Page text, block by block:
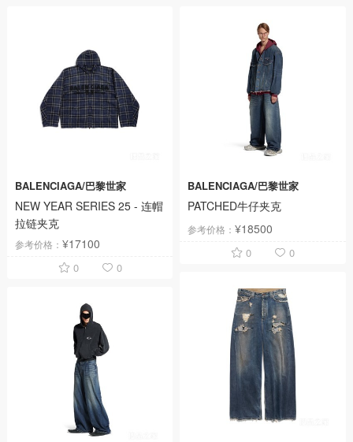
BALENCIAGA/巴黎世家
NEW YEAR SERIES 25 - 连帽
拉链夹克
参考价格： ¥17100
0 0
BALENCIAGA/巴黎世家
PATCHED牛仔夹克
参考价格：¥18500
0 0